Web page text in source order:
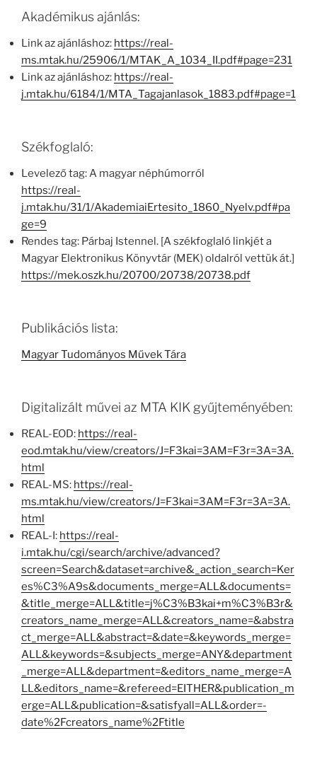
Akadémikus ajánlás:
Link az ajánláshoz: https://real-
ms.mtak.hu/25906/1/MTAK_A_1034_II.pdf#page=231
Link az ajánláshoz: https://real-
j.mtak.hu/6184/1/MTA_Tagajanlasok_1883.pdf#page=1
Székfoglaló:
Levelező tag: A magyar néphúmorról
https://real-
j.mtak.hu/31/1/AkademiaiErtesito_1860_Nyelv.pdf#pa
ge=9
Rendes tag: Párbaj Istennel. [A székfoglaló linkjét a
Magyar Elektronikus Könyvtár (MEK) oldalról vettük át.]
https://mek.oszk.hu/20700/20738/20738.pdf
Publikációs lista:
Magyar Tudományos Művek Tára
Digitalizált művei az MTA KIK gyűjteményében:
REAL-EOD: https://real-
eod.mtak.hu/view/creators/J=F3kai=3AM=F3r=3A=3A.
html
REAL-MS: https://real-
ms.mtak.hu/view/creators/J=F3kai=3AM=F3r=3A=3A.
html
REAL-I: https://real-
i.mtak.hu/cgi/search/archive/advanced?
screen=Search&dataset=archive&_action_search=Ker
es%C3%A9s&documents_merge=ALL&documents=
&title_merge=ALL&title=j%C3%B3kai+m%C3%B3r&
creators_name_merge=ALL&creators_name=&abstra
ct_merge=ALL&abstract=&date=&keywords_merge=
ALL&keywords=&subjects_merge=ANY&department
_merge=ALL&department=&editors_name_merge=A
LL&editors_name=&refereed=EITHER&publication_m
erge=ALL&publication=&satisfyall=ALL&order=-
date%2Fcreators_name%2Ftitle